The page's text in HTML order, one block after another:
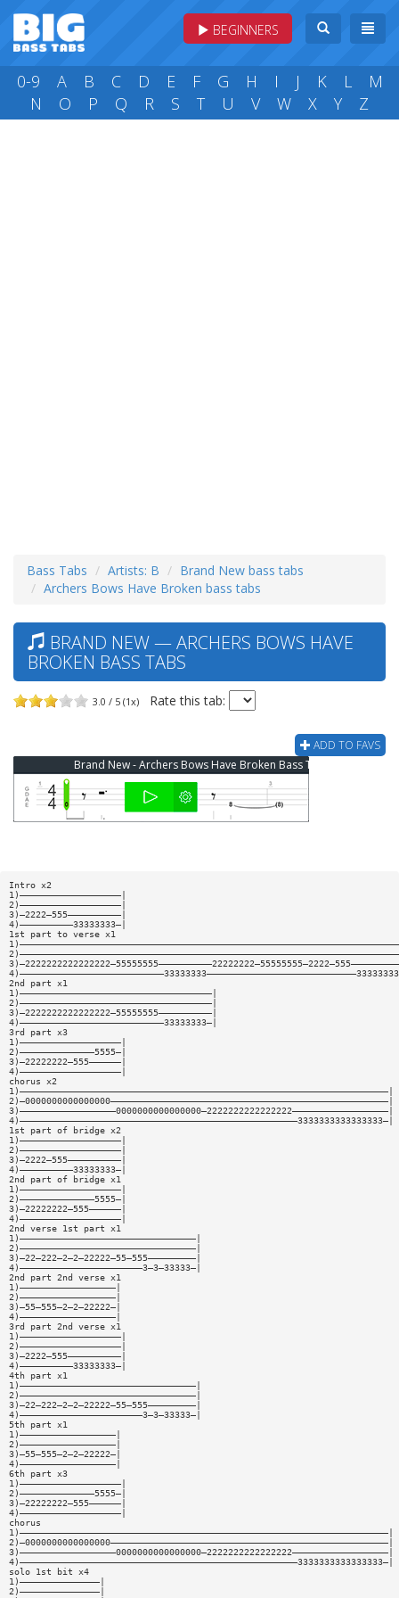
BEGINNERS
0-9 A B C D E F G H I J K L
M
N
O P Q R S T U V W X Y Z
Bass Tabs Artists: B
Brand New bass tabs
Archers Bows Have Broken bass tabs
BRAND NEW — ARCHERS BOWS HAVE
BROKEN BASS TABS
3.0 / 5 (1x) Rate this tab:
ADD TO FAVS
Brand New - Archers Bows Have Broken Bass Tab
Intro x2
1)———————————————————|
2)———————————————————|
3)—2222—555——————————|
4)——————————33333333—|
1st part to verse x1
2nd part x1
1)————————————————————————————————————|
2)————————————————————————————————————|
3)—2222222222222222—55555555——————————|
4)———————————————————————————33333333—|
3rd part x3
1)———————————————————|
2)——————————————5555—|
3)—22222222—555——————|
4)———————————————————|
chorus x2
1)—————————————————————————————————————————————————————————————————————|
2)—0000000000000000————————————————————————————————————————————————————|
3)——————————————————0000000000000000—2222222222222222——————————————————|
4)————————————————————————————————————————————————————3333333333333333—|
1st part of bridge x2
1)———————————————————|
2)———————————————————|
3)—2222—555——————————|
4)——————————33333333—|
2nd part of bridge x1
1)———————————————————|
2)——————————————5555—|
3)—22222222—555——————|
4)———————————————————|
2nd verse 1st part x1
1)—————————————————————————————————|
2)—————————————————————————————————|
3)—22—222—2—2—22222—55—555—————————|
4)———————————————————————3—3—33333—|
2nd part 2nd verse x1
1)——————————————————|
2)——————————————————|
3)—55—555—2—2—22222—|
4)——————————————————|
3rd part 2nd verse x1
1)———————————————————|
2)———————————————————|
3)—2222—555——————————|
4)——————————33333333—|
4th part x1
1)—————————————————————————————————|
2)—————————————————————————————————|
3)—22—222—2—2—22222—55—555—————————|
4)———————————————————————3—3—33333—|
5th part x1
1)——————————————————|
2)——————————————————|
3)—55—555—2—2—22222—|
4)——————————————————|
6th part x3
1)———————————————————|
2)——————————————5555—|
3)—22222222—555——————|
4)———————————————————|
chorus
1)—————————————————————————————————————————————————————————————————————|
2)—0000000000000000————————————————————————————————————————————————————|
3)——————————————————0000000000000000—2222222222222222——————————————————|
4)————————————————————————————————————————————————————3333333333333333—|
solo 1st bit x4
1)———————————————|
2)———————————————|